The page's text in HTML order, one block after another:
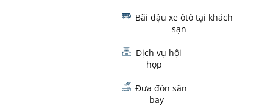
Bãi đậu xe ôtô tại khách
sạn
Dịch vụ hội
họp
Đưa đón sân
bay